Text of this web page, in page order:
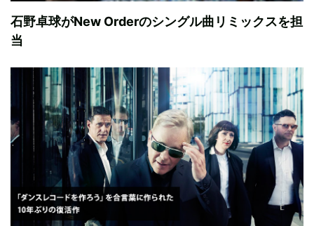
石野卓球がNew Orderのシングル曲リミックスを担
当